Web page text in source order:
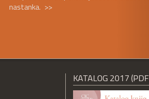
nastanka. >>
KATALOG 2017